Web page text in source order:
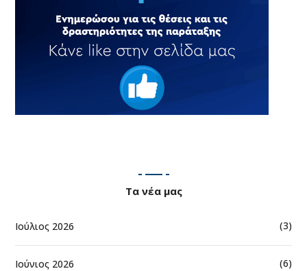
Τα νέα μας
Ιούλιος 2026 (3)
Ιούνιος 2026 (6)